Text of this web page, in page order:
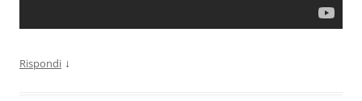
Rispondi ↓